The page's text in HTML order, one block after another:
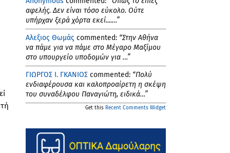
αφελής. Δεν είναι τόσο εύκολο. Ούτε
υπήρχαν ξερά χόρτα εκεί....…”
Αλεξιος Θωμάς commented: “Στην Αθήνα
να πάμε για να πάμε στο Μέγαρο Μαξίμου
στο υπουργείο υποδομών για …”
ΓΙΩΡΓΟΣ Ι. ΓΚΑΝΙΟΣ commented: “Πολύ
ενδιαφέρουσα και καλοπροαίρετη η σκέψη
του συναδέλφου Παναγιώτη, ειδικά…”
Get this Recent Comments Widget